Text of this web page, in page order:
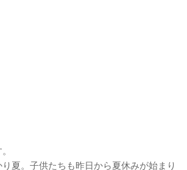
夏。子供たちも昨日から夏休みが始まり